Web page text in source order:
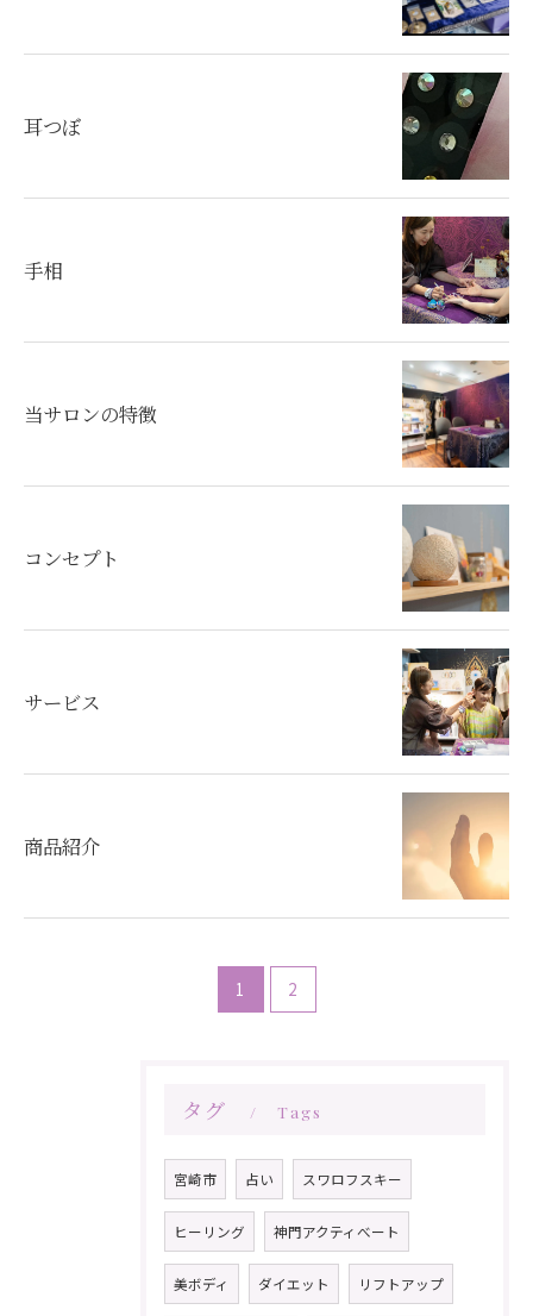
耳つぼ
手相
当サロンの特徴
コンセプト
サービス
商品紹介
1 2
タグ Tags
宮崎市 占い スワロフスキー
ヒーリング 神門アクティべート
美ボディ ダイエット リフトアップ